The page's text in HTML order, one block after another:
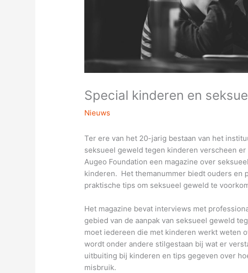
Special kinderen en
Nieuws
Ter ere van het 20-jarig bestaan van het
seksueel geweld tegen kinderen verscheen
Augeo Foundation een magazine over
kinderen. Het themanummer biedt ouders en
praktische tips om seksueel geweld te
Het magazine bevat interviews met
gebied van de aanpak van seksueel geweld
moet iedereen die met kinderen werkt weten
wordt onder andere stilgestaan bij wat er
uitbuiting bij kinderen en tips gegeven over
misbruik.